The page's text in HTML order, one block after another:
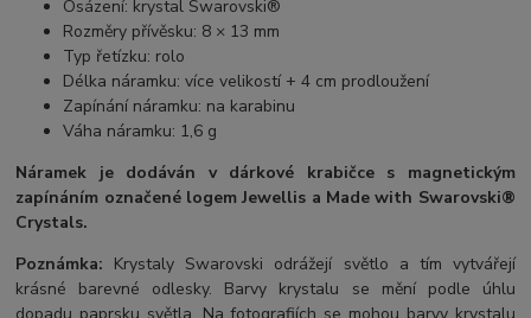
Osázení: krystal Swarovski®
Rozměry přívěsku: 8 × 13 mm
Typ řetízku: rolo
Délka náramku: více velikostí + 4 cm prodloužení
Zapínání náramku: na karabinu
Váha náramku: 1,6 g
Náramek je dodáván v dárkové krabičce s magnetickým
zapínáním označené logem Jewellis a Made with Swarovski®
Crystals.
Poznámka: Krystaly Swarovski odrážejí světlo a tím vytvářejí
krásné barevné odlesky. Barvy krystalu se mění podle úhlu